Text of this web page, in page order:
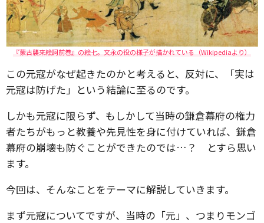
『蒙古襲来絵詞前巻』の絵七。文永の役の様子が描かれている（Wikipediaより）
この元寇がなぜ起きたのかと考えると、反対に、「実は
元寇は防げた」という結論に至るのです。
しかも元寇に限らず、もしかして当時の鎌倉幕府の権力
者たちがもっと教養や先見性を身に付けていれば、鎌倉
幕府の崩壊も防ぐことができたのでは…？ とすら思い
ます。
今回は、そんなことをテーマに解説していきます。
まず元寇についてですが、当時の「元」、つまりモンゴ